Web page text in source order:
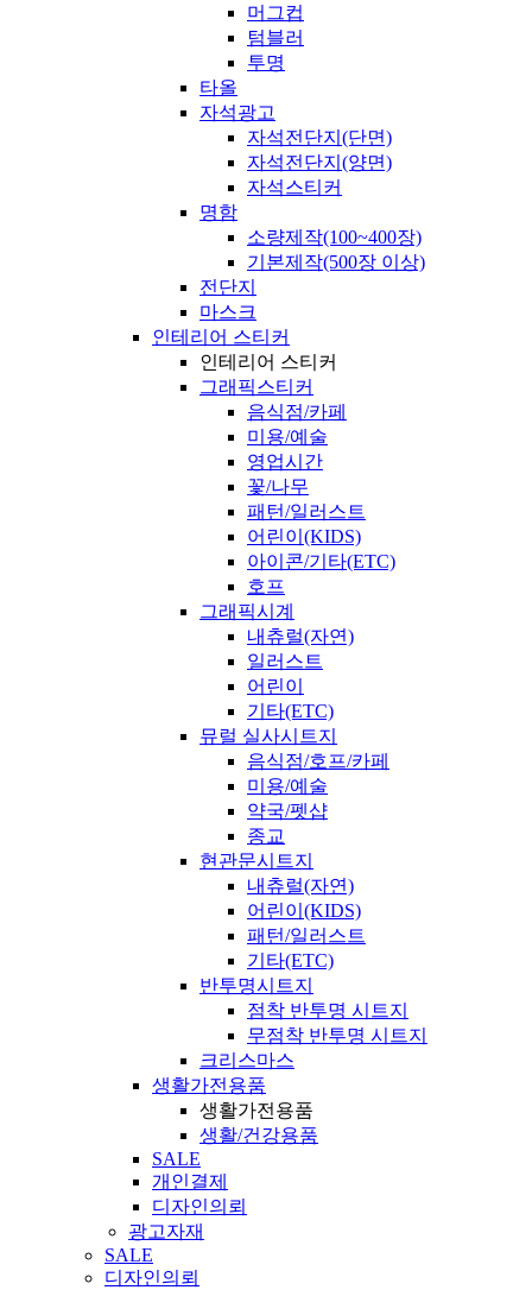
머그컵
텀블러
투명
타올
자석광고
자석전단지(단면)
자석전단지(양면)
자석스티커
명함
소량제작(100~400장)
기본제작(500장 이상)
전단지
마스크
인테리어 스티커
인테리어 스티커
그래픽스티커
음식점/카페
미용/예술
영업시간
꽃/나무
패턴/일러스트
어린이(KIDS)
아이콘/기타(ETC)
호프
그래픽시계
내츄럴(자연)
일러스트
어린이
기타(ETC)
뮤럴 실사시트지
음식점/호프/카페
미용/예술
약국/펫샵
종교
현관문시트지
내츄럴(자연)
어린이(KIDS)
패턴/일러스트
기타(ETC)
반투명시트지
점착 반투명 시트지
무점착 반투명 시트지
크리스마스
생활가전용품
생활가전용품
생활/건강용품
SALE
개인결제
디자인의뢰
광고자재
SALE
디자인의뢰